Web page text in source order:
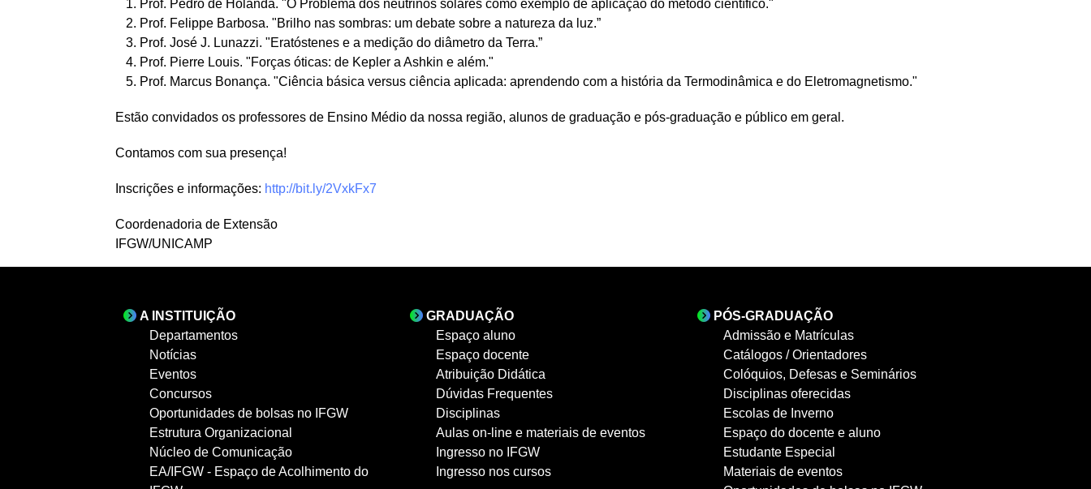
Prof. Pedro de Holanda. "O Problema dos neutrinos solares como exemplo de aplicação do método científico."
Prof. Felippe Barbosa. "Brilho nas sombras: um debate sobre a natureza da luz.”
Prof. José J. Lunazzi. "Eratóstenes e a medição do diâmetro da Terra.”
Prof. Pierre Louis. "Forças óticas: de Kepler a Ashkin e além."
Prof. Marcus Bonança. "Ciência básica versus ciência aplicada: aprendendo com a história da Termodinâmica e do Eletromagnetismo."
Estão convidados os professores de Ensino Médio da nossa região, alunos de graduação e pós-graduação e público em geral.
Contamos com sua presença!
Inscrições e informações: http://bit.ly/2VxkFx7
Coordenadoria de Extensão
IFGW/UNICAMP
A INSTITUIÇÃO
Departamentos
Notícias
Eventos
Concursos
Oportunidades de bolsas no IFGW
Estrutura Organizacional
Núcleo de Comunicação
EA/IFGW - Espaço de Acolhimento do
GRADUAÇÃO
Espaço aluno
Espaço docente
Atribuição Didática
Dúvidas Frequentes
Disciplinas
Aulas on-line e materiais de eventos
Ingresso no IFGW
Ingresso nos cursos
PÓS-GRADUAÇÃO
Admissão e Matrículas
Catálogos / Orientadores
Colóquios, Defesas e Seminários
Disciplinas oferecidas
Escolas de Inverno
Espaço do docente e aluno
Estudante Especial
Materiais de eventos